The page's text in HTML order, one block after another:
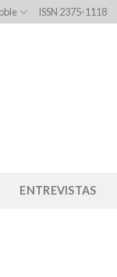
ISSN 2375-1118
ENTREVISTAS